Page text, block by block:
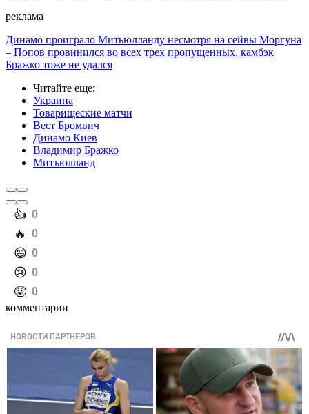
реклама
Динамо проиграло Митьюлланду несмотря на сейвы Моргуна
– Попов провинился во всех трех пропущенных, камбэк
Бражко тоже не удался
Читайте еще:
Украина
Товарищеские матчи
Вест Бромвич
Динамо Киев
Владимир Бражко
Митъюлланд
️👍 0
️🔥 0
️😄 0
️😢 0
️🤬 0
комментарии